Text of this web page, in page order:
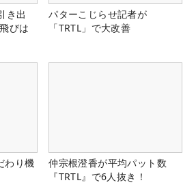
き出
びは
パターこじらせ記者が
「TRTL」で大改善
わり機
仲宗根澄香が平均パット数
『TRTL』で6人抜き！